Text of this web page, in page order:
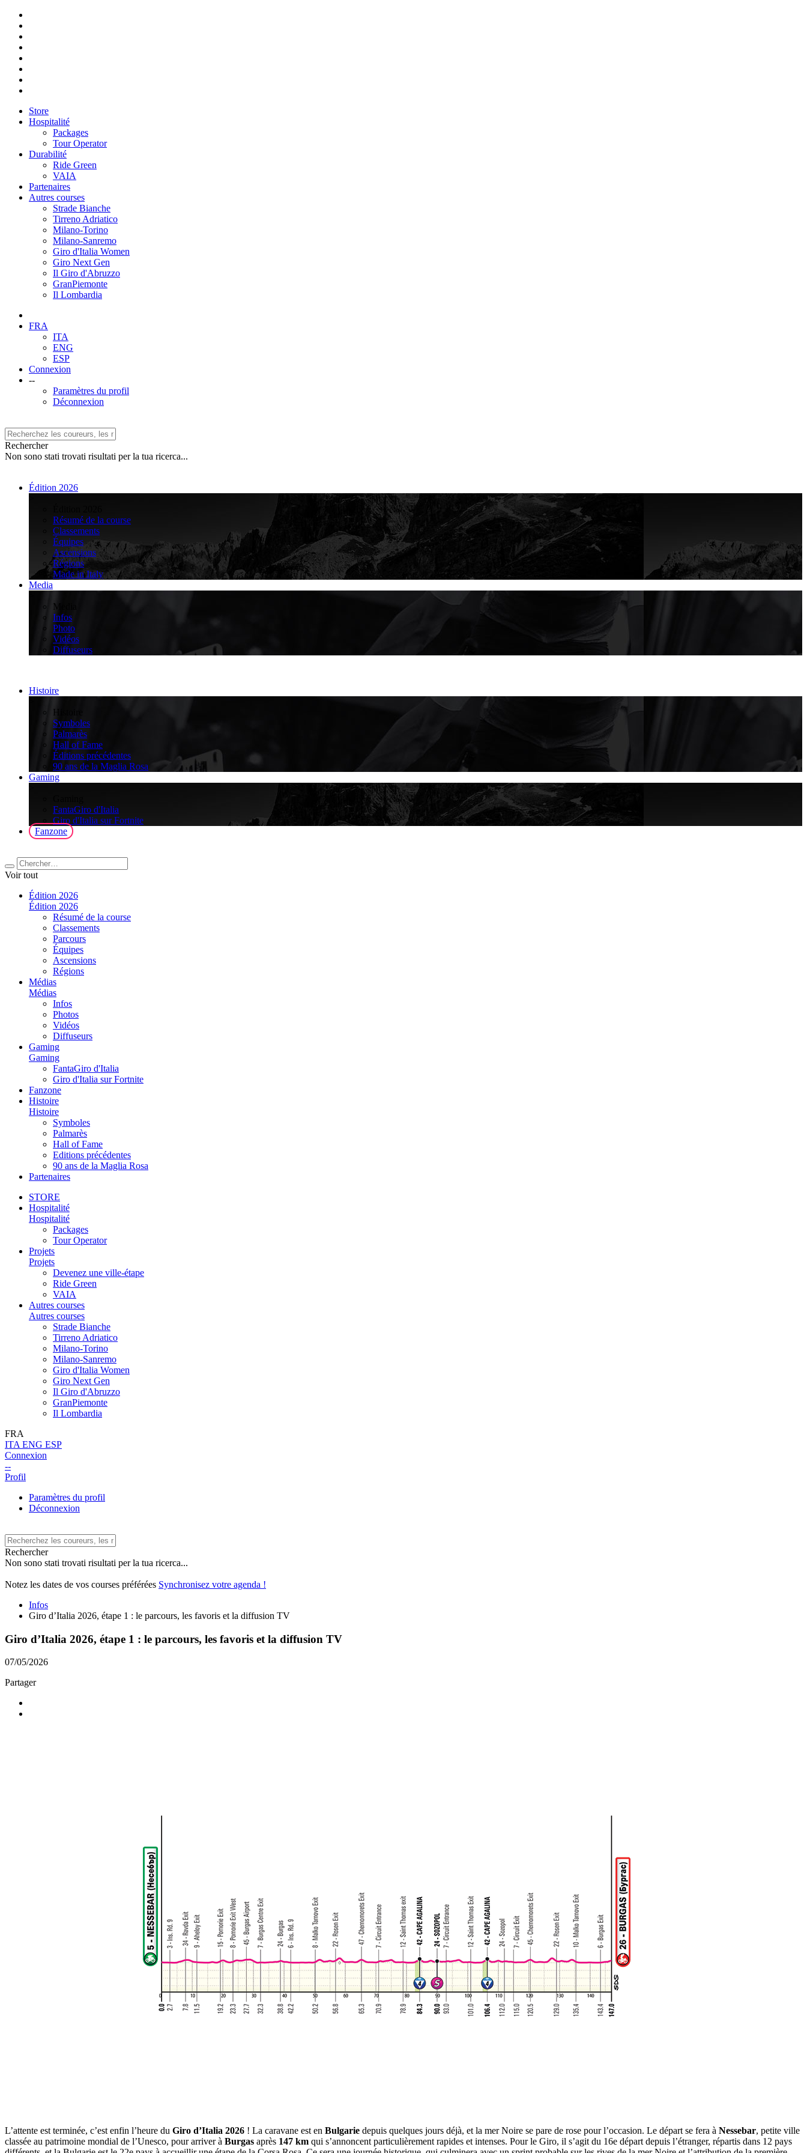
Store
Hospitalité
Packages
Tour Operator
Durabilité
Ride Green
VAIA
Partenaires
Autres courses
Strade Bianche
Tirreno Adriatico
Milano-Torino
Milano-Sanremo
Giro d'Italia Women
Giro Next Gen
Il Giro d'Abruzzo
GranPiemonte
Il Lombardia
FRA
ITA
ENG
ESP
Connexion
--
Paramètres du profil
Déconnexion
Rechercher
Non sono stati trovati risultati per la tua ricerca...
Édition 2026
Résumé de la course
Classements
Équipes
Ascensions
Régions
Made in Italy
Media
Media
Infos
Photo
Vidéos
Diffuseurs
Histoire
Histoire
Symboles
Palmarès
Hall of Fame
Éditions précédentes
90 ans de la Maglia Rosa
Gaming
FantaGiro d'Italia
Giro d'Italia sur Fortnite
Fanzone
Voir tout
Édition 2026
Édition 2026
Résumé de la course
Classements
Parcours
Équipes
Ascensions
Régions
Médias
Médias
Infos
Photos
Vidéos
Diffuseurs
Gaming
Gaming
FantaGiro d'Italia
Giro d'Italia sur Fortnite
Fanzone
Histoire
Histoire
Symboles
Palmarès
Hall of Fame
Editions précédentes
90 ans de la Maglia Rosa
Partenaires
STORE
Hospitalité
Hospitalité
Packages
Tour Operator
Projets
Projets
Devenez une ville-étape
Ride Green
VAIA
Autres courses
Autres courses
Strade Bianche
Tirreno Adriatico
Milano-Torino
Milano-Sanremo
Giro d'Italia Women
Giro Next Gen
Il Giro d'Abruzzo
GranPiemonte
Il Lombardia
FRA
ITA ENG ESP
Connexion
--
Profil
Paramètres du profil
Déconnexion
Rechercher
Non sono stati trovati risultati per la tua ricerca...
Notez les dates de vos courses préférées Synchronisez votre agenda !
Infos
Giro d’Italia 2026, étape 1 : le parcours, les favoris et la diffusion TV
Giro d’Italia 2026, étape 1 : le parcours, les favoris et la diffusion TV
07/05/2026
Partager
L’attente est terminée, c’est enfin l’heure du Giro d’Italia 2026 ! La caravane est en Bulgarie depuis quelques jours déjà, et la mer Noire se pare de rose pour l’occasion. Le départ se fera à Nessebar, petite ville
classée au patrimoine mondial de l’Unesco, pour arriver à Burgas après 147 km qui s’annoncent particulièrement rapides et intenses. Pour le Giro, il s’agit du 16e départ depuis l’étranger, répartis dans 12 pays